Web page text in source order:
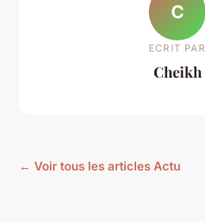
C
ECRIT PAR
Cheikh
← Voir tous les articles Actu